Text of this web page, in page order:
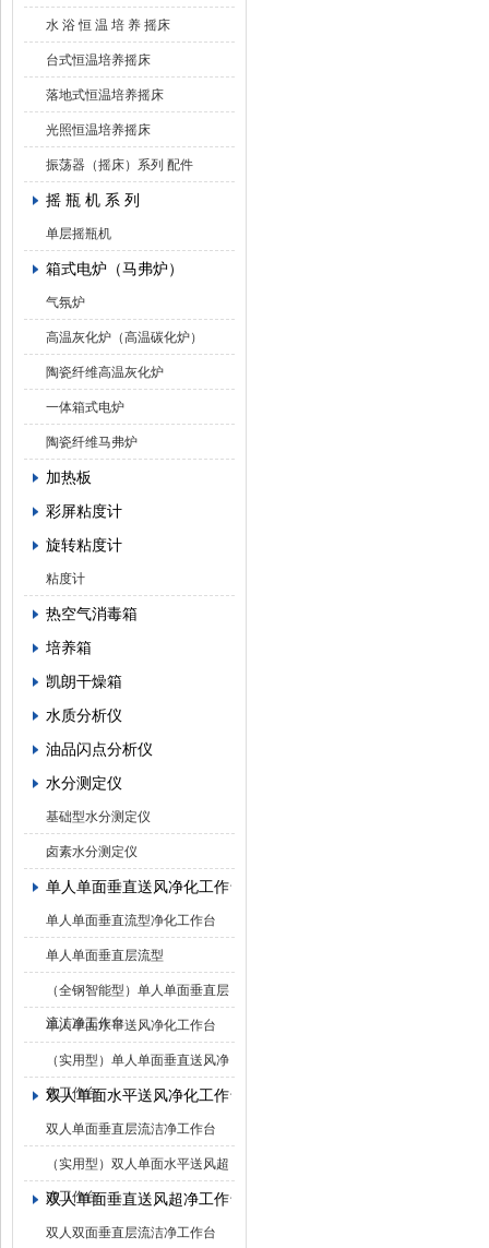
水 浴 恒 温 培 养 摇床
台式恒温培养摇床
落地式恒温培养摇床
光照恒温培养摇床
振荡器（摇床）系列 配件
摇 瓶 机 系 列
单层摇瓶机
箱式电炉（马弗炉）
气氛炉
高温灰化炉（高温碳化炉）
陶瓷纤维高温灰化炉
一体箱式电炉
陶瓷纤维马弗炉
加热板
彩屏粘度计
旋转粘度计
粘度计
热空气消毒箱
培养箱
凯朗干燥箱
水质分析仪
油品闪点分析仪
水分测定仪
基础型水分测定仪
卤素水分测定仪
单人单面垂直送风净化工作台
单人单面垂直流型净化工作台
单人单面垂直层流型
（全钢智能型）单人单面垂直层
流洁净工作台
单人单面水平送风净化工作台
（实用型）单人单面垂直送风净
化工作台
双人单面水平送风净化工作台
双人单面垂直层流洁净工作台
（实用型）双人单面水平送风超
净工作台
双人单面垂直送风超净工作台
双人双面垂直层流洁净工作台